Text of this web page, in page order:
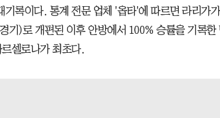
기록이다. 통계 전문 업체 '옵타'에 따르면 라리가
기)로 개편된 이후 안방에서 100% 승률을 기록한
셀로나가 최초다.